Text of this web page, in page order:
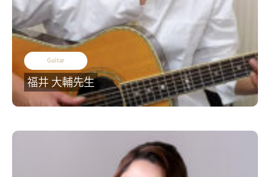
Guitar
福井 大輔先生